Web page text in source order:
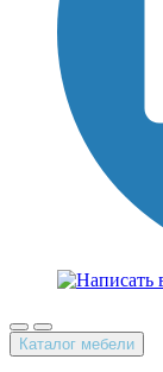
Каталог мебели